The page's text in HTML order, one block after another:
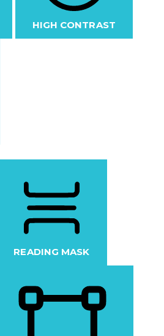
HIGH CONTRAST
READING MASK